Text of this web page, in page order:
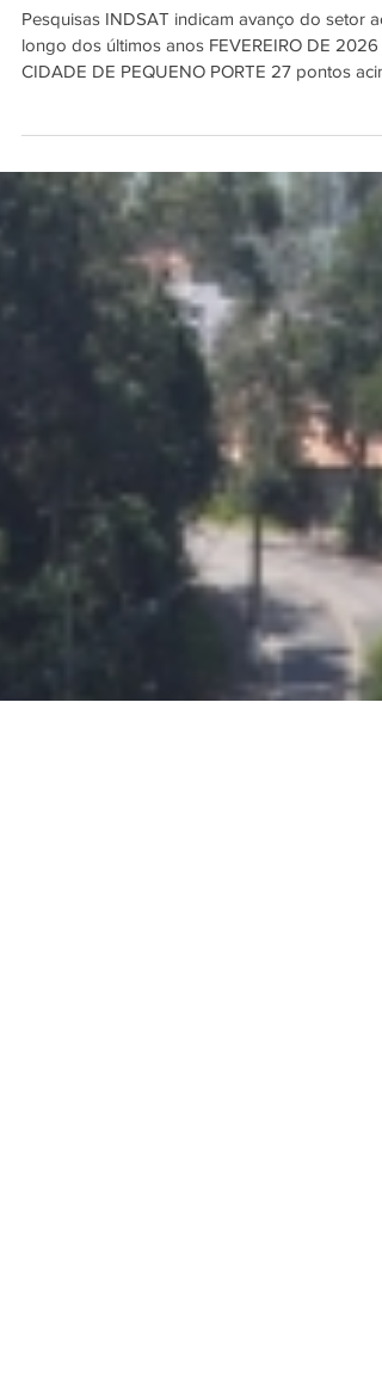
Guarda Municipal de
Vinhedo supera média das
longo dos últimos anos FEVEREIRO DE 2026 -
CIDADE DE PEQUENO PORTE 27 pontos
da média, setor está entre os 5 melhor
/ Foto: Divulgação/PMV. A Guarda Municipal de
Vinhedo (Cidade de Pequeno Porte) registrou
727 pontos nas pesquisas da INDSAT
realizadas em fevereiro deste ano, resultado
posicionou o serviço em Alto Grau de
e acima da média das CPPs, que registraram
700 pontos. O desempenho classificou o